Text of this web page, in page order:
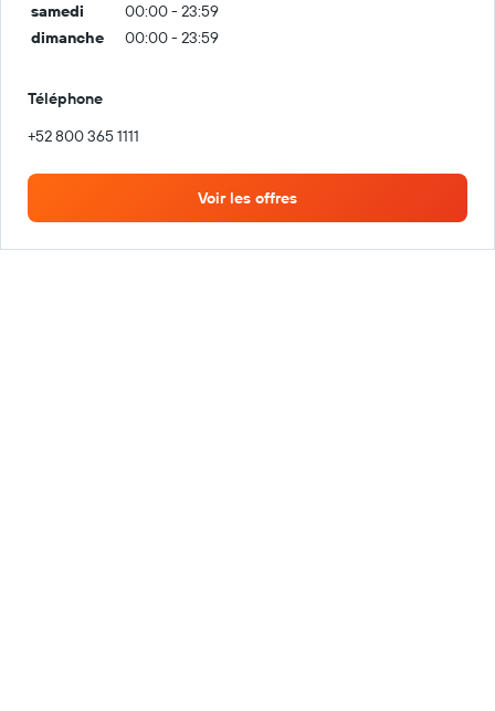
samedi
00:00 - 23:59
dimanche
00:00 - 23:59
Téléphone
+52 800 365 1111
Voir les offres